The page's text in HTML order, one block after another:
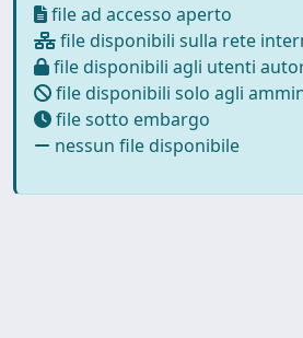
file ad accesso aperto
file disponibili sulla rete
file disponibili agli utenti
file disponibili solo agli
file sotto embargo
nessun file disponibile